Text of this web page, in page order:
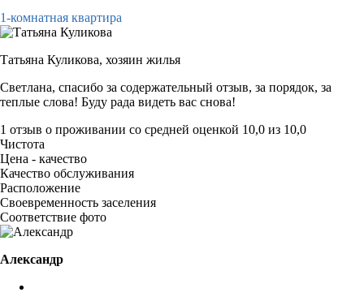
1-комнатная квартира
Татьяна Куликова, хозяин жилья
Светлана, спасибо за содержательный отзыв, за порядок, за
теплые слова! Буду рада видеть вас снова!
1 отзыв о проживании со средней оценкой 10,0 из 10,0
Чистота
Цена - качество
Качество обслуживания
Расположение
Своевременность заселения
Соответствие фото
Александр